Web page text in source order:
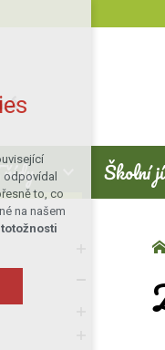
Školní
to, co
na našem